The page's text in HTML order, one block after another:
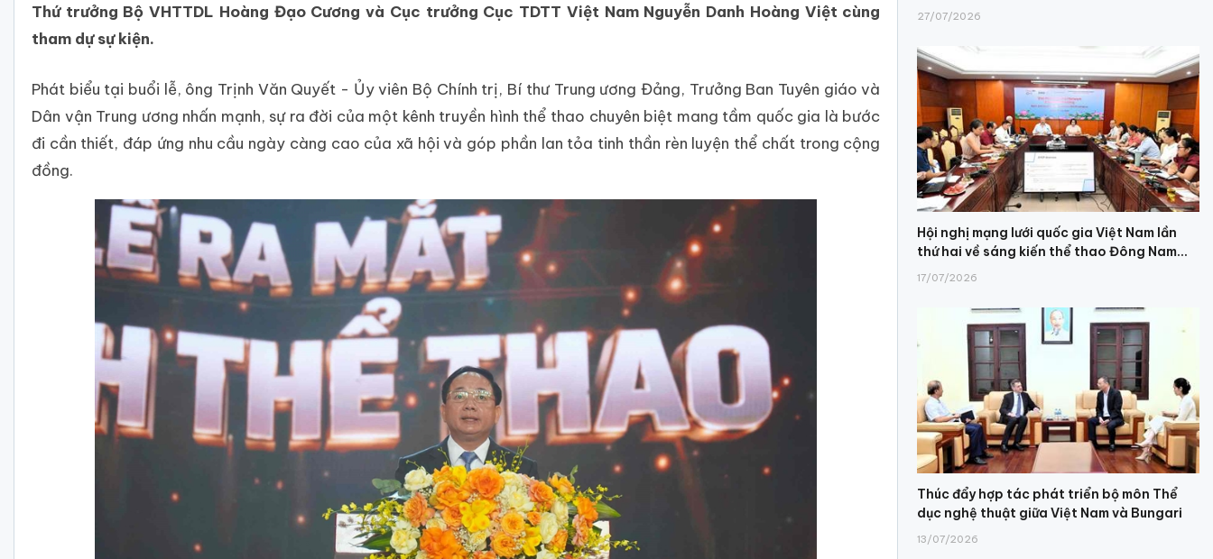
Thứ trưởng Bộ VHTTDL Hoàng Đạo Cương và Cục trưởng Cục TDTT Việt Nam Nguyễn Danh Hoàng Việt cùng
tham dự sự kiện.
Phát biểu tại buổi lễ, ông Trịnh Văn Quyết - Ủy viên Bộ Chính trị, Bí thư Trung ương Đảng, Trưởng Ban Tuyên giáo và
Dân vận Trung ương nhấn mạnh, sự ra đời của một kênh truyền hình thể thao chuyên biệt mang tầm quốc gia là bước
đi cần thiết, đáp ứng nhu cầu ngày càng cao của xã hội và góp phần lan tỏa tinh thần rèn luyện thể chất trong cộng
đồng.
27/07/2026
Hội nghị mạng lưới quốc gia Việt Nam lần
thứ hai về sáng kiến thể thao Đông Nam...
17/07/2026
Thúc đẩy hợp tác phát triển bộ môn Thể
dục nghệ thuật giữa Việt Nam và Bungari
13/07/2026